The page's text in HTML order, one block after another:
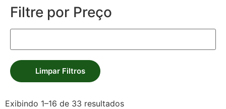
Filtre por Preço
Limpar Filtros
Exibindo 1–16 de 33 resultados